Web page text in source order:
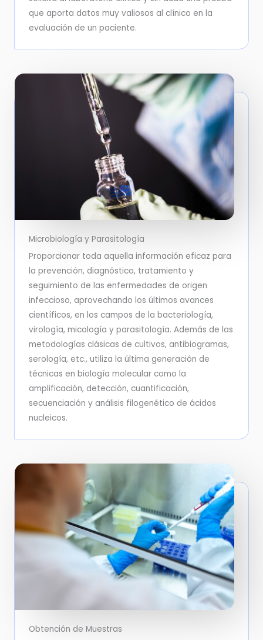
que aporta datos muy valiosos al clínico en la
evaluación de un paciente.
Microbiología y Parasitología
Proporcionar toda aquella información eficaz para
la prevención, diagnóstico, tratamiento y
seguimiento de las enfermedades de origen
infeccioso, aprovechando los últimos avances
científicos, en los campos de la bacteriología,
virología, micología y parasitología. Además de las
metodologías clásicas de cultivos, antibiogramas,
serología, etc., utiliza la última generación de
técnicas en biología molecular como la
amplificación, detección, cuantificación,
secuenciación y análisis filogenético de ácidos
nucleicos.
Obtención de Muestras